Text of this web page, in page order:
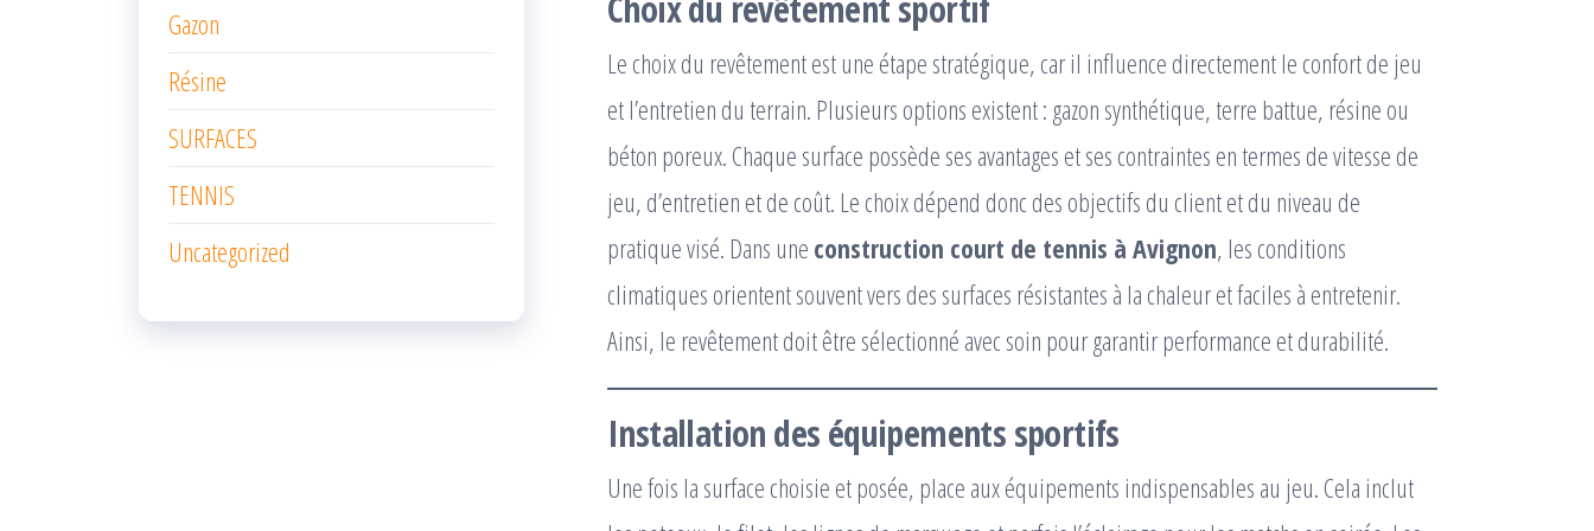
Le choix du revêtement est une étape stratégique, car il influence directement le confort de jeu
et l’entretien du terrain. Plusieurs options existent : gazon synthétique, terre battue, résine ou
béton poreux. Chaque surface possède ses avantages et ses contraintes en termes de vitesse de
jeu, d’entretien et de coût. Le choix dépend donc des objectifs du client et du niveau de
pratique visé. Dans une construction court de tennis à Avignon, les conditions
climatiques orientent souvent vers des surfaces résistantes à la chaleur et faciles à entretenir.
Ainsi, le revêtement doit être sélectionné avec soin pour garantir performance et durabilité.
Installation des équipements sportifs
Une fois la surface choisie et posée, place aux équipements indispensables au jeu. Cela inclut
Gazon
Résine
SURFACES
TENNIS
Uncategorized